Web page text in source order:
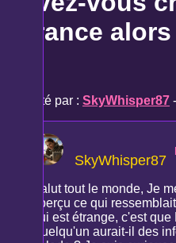
France
Posté par : SkyWhisper87
SkyWhisper87
Salut tout le monde, Je
aperçu ce qui
qui est étrange, c'est
Quelqu'un aurait-il des